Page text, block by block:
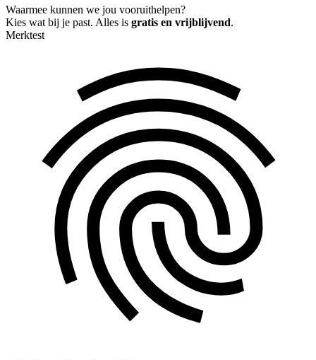
Waarmee kunnen we jou vooruithelpen?
Kies wat bij je past. Alles is gratis en vrijblijvend.
Merktest